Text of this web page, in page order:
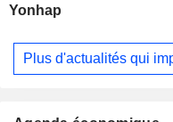
Yonhap
Plus d'actualités qui